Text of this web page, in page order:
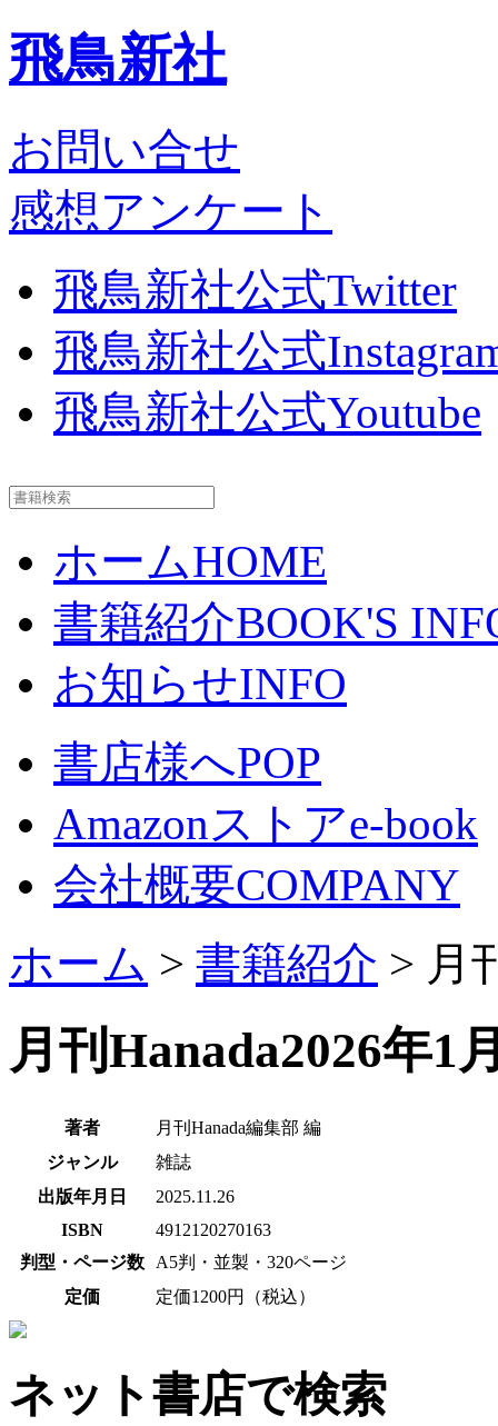
飛鳥新社
お問い合せ
感想アンケート
飛鳥新社公式Twitter
飛鳥新社公式
飛鳥新社公式Youtube
ホームHOME
書籍紹介BOOK'S
お知らせINFO
書店様へPOP
Amazonストアe-book
会社概要COMPANY
ホーム > 書籍紹介 > 月
月刊Hanada2026年1
著者
月刊Hanada編集部 編
ジャンル
雑誌
出版年月日
2025.11.26
ISBN
4912120270163
判型・ページ数
A5判・並製・320ページ
定価
定価1200円（税込）
ネット書店で検索